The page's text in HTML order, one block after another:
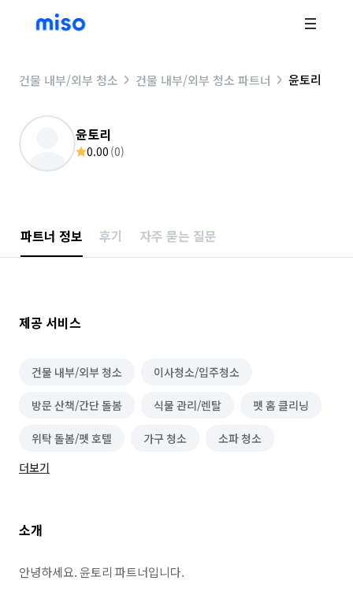
건물 내부/외부 청소 건물 내부/외부 청소 파트너 윤토리
윤토리
0.00 (0)
파트너 정보 후기 자주 묻는 질문
제공 서비스
건물 내부/외부 청소 이사청소/입주청소
방문 산책/간단 돌봄 식물 관리/렌탈 펫 홈 클리닝
위탁 돌봄/펫 호텔 가구 청소
소파 청소
더보기
소개
안녕하세요. 윤토리 파트너입니다.